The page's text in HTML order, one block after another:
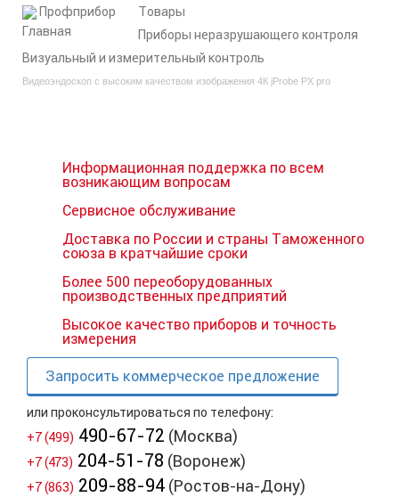
Профприбор
Товары
Приборы неразрушающего контроля
Визуальный и измерительный контроль
Видеоэндоскоп с высоким качеством изображения 4К jProbe PX pro
Информационная поддержка по всем
возникающим вопросам
Сервисное обслуживание
Доставка по России и страны Таможенного
союза в кратчайшие сроки
Более 500 переоборудованных
производственных предприятий
Высокое качество приборов и точность
измерения
Запросить коммерческое предложение
или проконсультироваться по телефону:
+7 (499) 490-67-72 (Москва)
+7 (473) 204-51-78 (Воронеж)
+7 (863) 209-88-94 (Ростов-на-Дону)